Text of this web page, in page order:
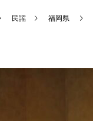
民謡 福岡県